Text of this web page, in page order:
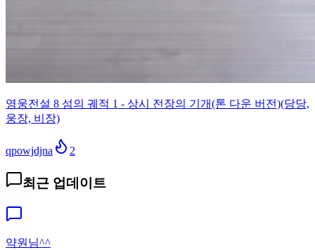
영웅전설 8 섬의 궤적 1 - 상시 전장의 기개(톤 다운 버전)(당당,
웅장, 비장)
qpowjdjna 2
최근 업데이트
약원님^^